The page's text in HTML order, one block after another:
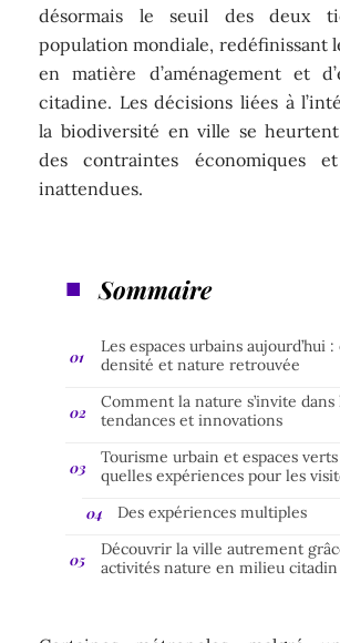
désormais le seuil des deux
population mondiale, redéfinissant
en matière d’aménagement et
citadine. Les décisions liées à
la biodiversité en ville se
des contraintes économiques
inattendues.
Sommaire
Les espaces urbains aujourd’hui
densité et nature retrouvée
Comment la nature s’invite dans
tendances et innovations
Tourisme urbain et espaces verts
quelles expériences pour les
Des expériences multiples
Découvrir la ville autrement
activités nature en milieu citadin